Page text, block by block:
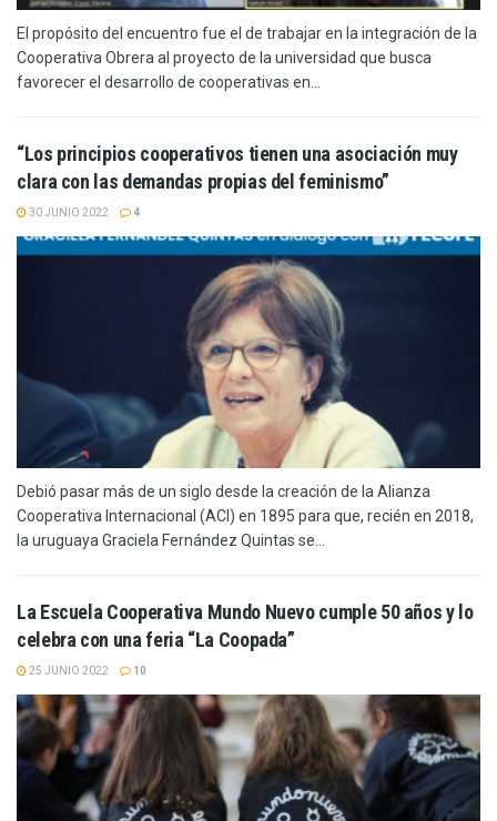
El propósito del encuentro fue el de trabajar en la integración de la
Cooperativa Obrera al proyecto de la universidad que busca
favorecer el desarrollo de cooperativas en...
“Los principios cooperativos tienen una asociación muy
clara con las demandas propias del feminismo”
30 JUNIO 2022 4
Debió pasar más de un siglo desde la creación de la Alianza
Cooperativa Internacional (ACI) en 1895 para que, recién en 2018,
la uruguaya Graciela Fernández Quintas se...
La Escuela Cooperativa Mundo Nuevo cumple 50 años y lo
celebra con una feria “La Coopada”
25 JUNIO 2022 10